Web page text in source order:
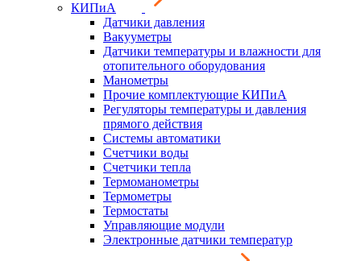
КИПиА
Датчики давления
Вакууметры
Датчики температуры и влажности для
отопительного оборудования
Манометры
Прочие комплектующие КИПиА
Регуляторы температуры и давления
прямого действия
Системы автоматики
Счетчики воды
Счетчики тепла
Термоманометры
Термометры
Термостаты
Управляющие модули
Электронные датчики температур